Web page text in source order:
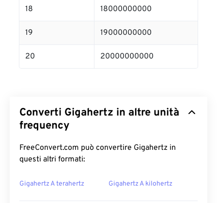
18 18000000000
19 19000000000
20 20000000000
Converti Gigahertz in altre unità
frequency
FreeConvert.com può convertire Gigahertz in
questi altri formati:
Gigahertz A terahertz Gigahertz A kilohertz